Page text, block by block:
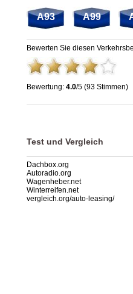
A93 A99
Bewerten Sie diesen
Bewertung: 4.0/5 (93 Stimmen)
Autohof Salzbergen GmbH &
Test und Vergleich
Dachbox.org
Autoradio.org
Wagenheber.net
Winterreifen.net
vergleich.org/auto-leasing/